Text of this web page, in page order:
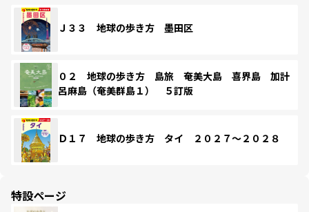
Ｊ３３ 地球の歩き方 墨田区
０２ 地球の歩き方 島旅 奄美大島 喜界島 加計
呂麻島（奄美群島１） ５訂版
Ｄ１７ 地球の歩き方 タイ ２０２７～２０２８
特設ページ